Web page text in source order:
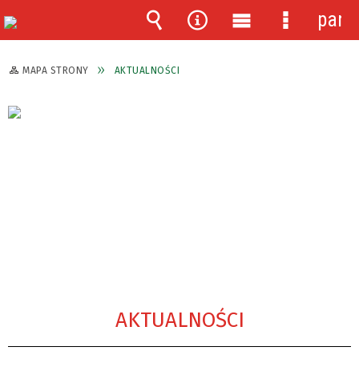
MAPA STRONY AKTUALNOŚCI
AKTUALNOŚCI
Wyszukiwarka
Narzędzia
MenuMenu